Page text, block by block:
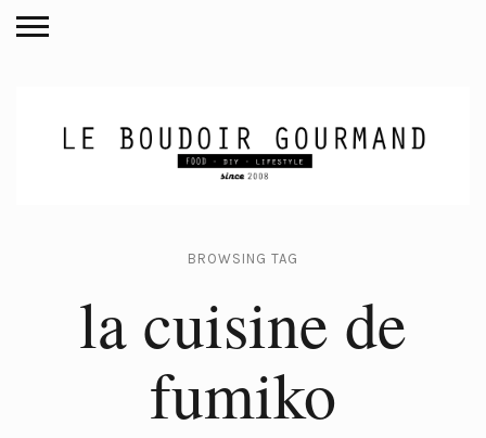
BROWSING TAG
la cuisine de
fumiko